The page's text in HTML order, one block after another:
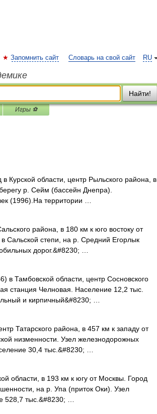
RU
Запомнить сайт Словарь на свой сайт
Найти!
Игры ⚽
Курской области, центр Рыльского района, в
р. Сейм (бассейн Днепра).
(1996).На территории …
района, в 180 км к юго востоку от
Сальской степи, на р. Средний Егорлык
дорог.&#8230; …
в Тамбовской области, центр Сосновского
станция Челновая. Население 12,2 тыс.
и кирпичный&#8230; …
Татарского района, в 457 км к западу от
низменности. Узел железнодорожных
30,4 тыс.&#8230; …
области, в 193 км к югу от Москвы. Город
на р. Упа (приток Оки). Узел
528,7 тыс.&#8230; …